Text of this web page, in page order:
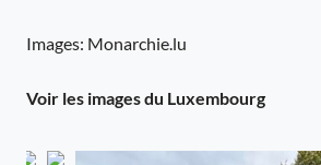
Images: Monarchie.lu
Voir les images du Luxembourg